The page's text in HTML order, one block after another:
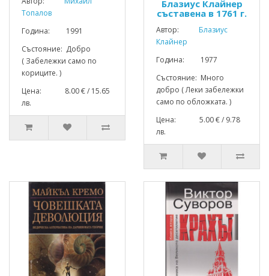
Топалов
Година: 1991
Състояние: Добро
( Забележки само по
кориците. )
Цена: 8.00 € / 15.65
лв.
Блазиус Клайнер
съставена в 1761 г.
Автор:
Блазиус
Клайнер
Година: 1977
Състояние: Много
добро ( Леки забележки
само по обложката. )
Цена: 5.00 € / 9.78
лв.